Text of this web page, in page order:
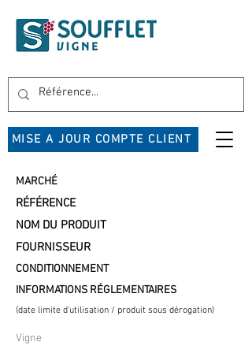
MISE A JOUR COMPTE CLIENT
MARCHÉ
RÉFÉRENCE
NOM DU PRODUIT
FOURNISSEUR
CONDITIONNEMENT
INFORMATIONS RÉGLEMENTAIRES
(date limite d'utilisation / produit sous dérogation)
Vigne